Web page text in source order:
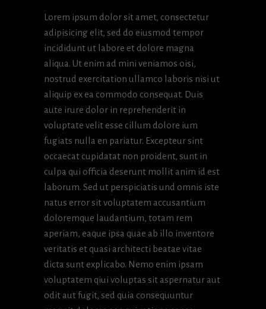
Lorem ipsum dolor sit amet, consectetur
adipisicing elit, sed do eiusmod tempor
incididunt ut labore et dolore magna
aliqua. Ut enim ad mini veniamos oisi,
nostrud exercitation ullamco laboris nisi ut
aliquip ex ea commodo consequat. Duis
aute irure dolor in reprehenderit in
voluptate velit esse cillum dolore ium
fugiats nulla en pariatur. Excepteur sint
occaecat cupidatat non proident, sunt in
culpa qui officia deserunt mollit anim id est
laborum. Sed ut perspiciatis und omnis iste
natus error sit voluptatem accusantium
doloremque laudantium, totam rem
aperiam, eaque ipsa quae ab illo inventore
veritatis et quasi architecti beatae vitae
dicta sunt explicabo. Nemo enim ipsam
voluptatem qiui voluptas sit aspernatur aut
odit aut fugit, sed quia consequuntur